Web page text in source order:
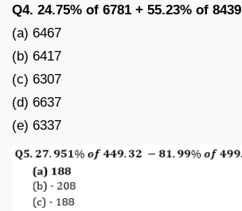
Q4. 24.75% of 6781 + 55.23% of
(a) 6467
(b) 6417
(c) 6307
(d) 6637
(e) 6337